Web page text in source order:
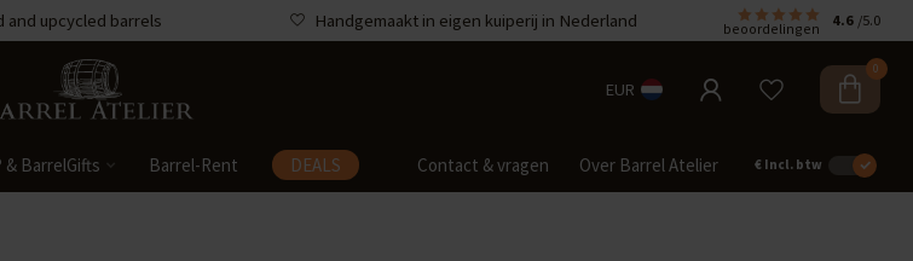
and upcycled barrels Handgemaakt in eigen kuiperij in Nederland beoordelingen 4.6 /5.0
EUR
0
& BarrelGifts Barrel-Rent DEALS Contact & vragen Over Barrel Atelier € Incl. btw